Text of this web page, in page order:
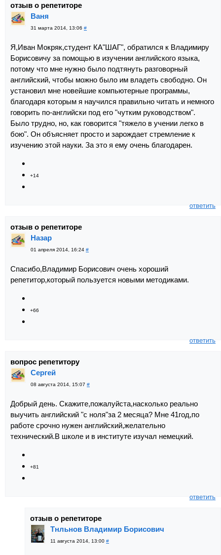
отзыв о репетиторе
Ваня
31 марта 2014, 13:06 #
Я,Иван Мокряк,студент КА"ШАГ", обратился к Владимиру
Борисовичу за помощью в изучении английского языка,
потому что мне нужно было подтянуть разговорный
английский, чтобы можно было им владеть свободно. Он
установил мне новейшие компьютерные программы,
благодаря которым я научился правильно читать и немного
говорить по-английски под его "чутким руководством".
Было трудно, но, как говорится "тяжело в учении легко в
бою". Он объясняет просто и зарождает стремление к
изучению этой науки. За это я ему очень благодарен.
+14
ответить
отзыв о репетиторе
Назар
01 апреля 2014, 16:24 #
Спасибо,Владимир Борисович очень хороший
репетитор,который пользуется новыми методиками.
+66
ответить
вопрос репетитору
Сергей
08 августа 2014, 15:07 #
Добрый день. Скажите,пожалуйста,насколько реально
выучить английский "с ноля"за 2 месяца? Мне 41год,по
работе срочно нужен английский,желательно
технический.В школе и в институте изучал немецкий.
+81
ответить
отзыв о репетиторе
Тнльнов Владимир Борисович
11 августа 2014, 13:00 #